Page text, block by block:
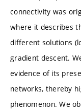
connectivity was
where it describes
different solutions
gradient descent.
evidence of its
networks, thereby
phenomenon. We